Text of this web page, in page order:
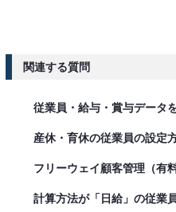
関連する質問
従業員・給与・賞与データ
産休・育休の従業員の設定
フリーウェイ顧客管理（有
計算方法が「日給」の従業